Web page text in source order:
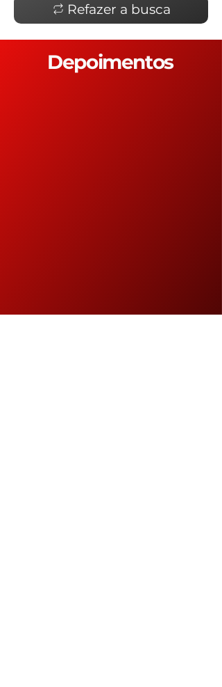
Refazer a busca
Depoimentos